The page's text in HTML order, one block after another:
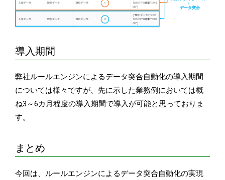
導入期間
弊社ルールエンジンによるデータ突合自動化の導入期間
については様々ですが、先に示した業務例においては概
ね3～6カ月程度の導入期間で導入が可能と思っておりま
す。
まとめ
今回は、ルールエンジンによるデータ突合自動化の実現